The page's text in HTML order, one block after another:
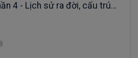
4 - Lịch sử ra đời, cấu trúc
8